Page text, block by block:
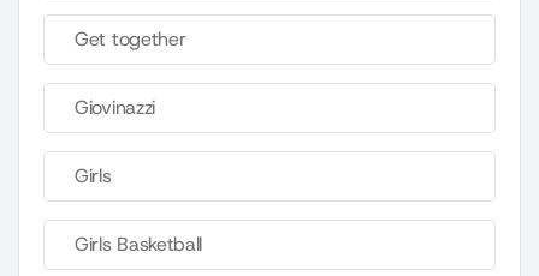
Get together
Giovinazzi
Girls
Girls Basketball